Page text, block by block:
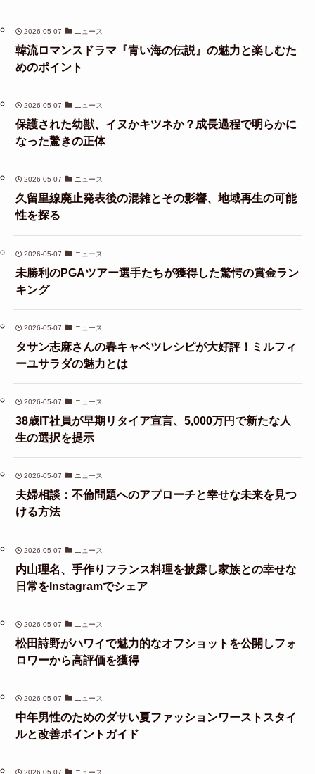
2026-05-07 ニュース
韓流ロマンスドラマ『青い海の伝説』の魅力と楽しむた
めのポイント
2026-05-07 ニュース
保護された幼獣、イヌかキツネか？成長過程で明らかに
なった驚きの正体
2026-05-07 ニュース
久留里線廃止発表後の混雑とその影響、地域再生の可能
性を探る
2026-05-07 ニュース
未勝利のPGAツアー選手たちが獲得した驚愕の賞金ラン
キング
2026-05-07 ニュース
タサン志麻さんの春キャベツレシピが大好評！ミルフィ
ーユサラダの魅力とは
2026-05-07 ニュース
38歳IT社員が早期リタイア宣言、5,000万円で新たな人
生の選択を提示
2026-05-07 ニュース
夫婦相談：不倫問題へのアプローチと幸せな未来を見つ
ける方法
2026-05-07 ニュース
内山理名、手作りフランス料理を披露し家族との幸せな
日常をInstagramでシェア
2026-05-07 ニュース
松田詩野がハワイで魅力的なオフショットを公開しフォ
ロワーから高評価を獲得
2026-05-07 ニュース
中年男性のためのダサい夏ファッションワーストスタイ
ルと改善ポイントガイド